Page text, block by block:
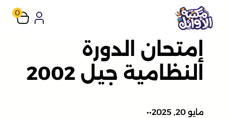
تخطى
إلى
المحتوى
0
إمتحان الدورة
النظامية جيل 2002
مايو 20, 2025 •
•